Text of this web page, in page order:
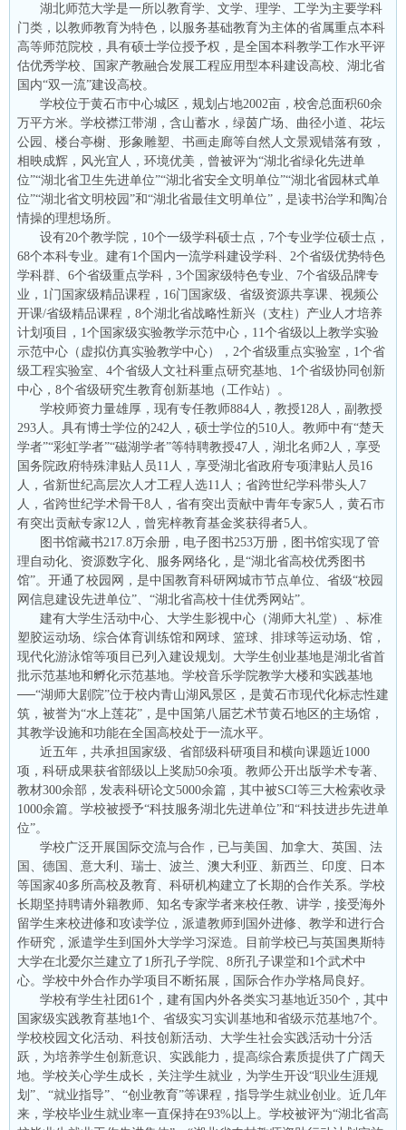
湖北师范大学是一所以教育学、文学、理学、工学为主要学科
门类，以教师教育为特色，以服务基础教育为主体的省属重点本科
高等师范院校，具有硕士学位授予权，是全国本科教学工作水平评
估优秀学校、国家产教融合发展工程应用型本科建设高校、湖北省
国内“双一流”建设高校。
学校位于黄石市中心城区，规划占地2002亩，校舍总面积60余
万平方米。学校襟江带湖，含山蓄水，绿茵广场、曲径小道、花坛
公园、楼台亭榭、形象雕塑、书画走廊等自然人文景观错落有致，
相映成辉，风光宜人，环境优美，曾被评为“湖北省绿化先进单
位”“湖北省卫生先进单位”“湖北省安全文明单位”“湖北省园林式单
位”“湖北省文明校园”和“湖北省最佳文明单位”，是读书治学和陶冶
情操的理想场所。
设有20个教学院，10个一级学科硕士点，7个专业学位硕士点，
68个本科专业。建有1个国内一流学科建设学科、2个省级优势特色
学科群、6个省级重点学科，3个国家级特色专业、7个省级品牌专
业，1门国家级精品课程，16门国家级、省级资源共享课、视频公
开课/省级精品课程，8个湖北省战略性新兴（支柱）产业人才培养
计划项目，1个国家级实验教学示范中心，11个省级以上教学实验
示范中心（虚拟仿真实验教学中心），2个省级重点实验室，1个省
级工程实验室、4个省级人文社科重点研究基地、1个省级协同创新
中心，8个省级研究生教育创新基地（工作站）。
学校师资力量雄厚，现有专任教师884人，教授128人，副教授
293人。具有博士学位的242人，硕士学位的510人。教师中有“楚天
学者”“彩虹学者”“磁湖学者”等特聘教授47人，湖北名师2人，享受
国务院政府特殊津贴人员11人，享受湖北省政府专项津贴人员16
人，省新世纪高层次人才工程人选11人；省跨世纪学科带头人7
人，省跨世纪学术骨干8人，省有突出贡献中青年专家5人，黄石市
有突出贡献专家12人，曾宪梓教育基金奖获得者5人。
图书馆藏书217.8万余册，电子图书253万册，图书馆实现了管
理自动化、资源数字化、服务网络化，是“湖北省高校优秀图书
馆”。开通了校园网，是中国教育科研网城市节点单位、省级“校园
网信息建设先进单位”、“湖北省高校十佳优秀网站”。
建有大学生活动中心、大学生影视中心（湖师大礼堂）、标准
塑胶运动场、综合体育训练馆和网球、篮球、排球等运动场、馆，
现代化游泳馆等项目已列入建设规划。大学生创业基地是湖北省首
批示范基地和孵化示范基地。学校音乐学院教学大楼和实践基地
──“湖师大剧院”位于校内青山湖风景区，是黄石市现代化标志性建
筑，被誉为“水上莲花”，是中国第八届艺术节黄石地区的主场馆，
其教学设施和功能在全国高校处于一流水平。
近五年，共承担国家级、省部级科研项目和横向课题近1000
项，科研成果获省部级以上奖励50余项。教师公开出版学术专著、
教材300余部，发表科研论文5000余篇，其中被SCI等三大检索收录
1000余篇。学校被授予“科技服务湖北先进单位”和“科技进步先进单
位”。
学校广泛开展国际交流与合作，已与美国、加拿大、英国、法
国、德国、意大利、瑞士、波兰、澳大利亚、新西兰、印度、日本
等国家40多所高校及教育、科研机构建立了长期的合作关系。学校
长期坚持聘请外籍教师、知名专家学者来校任教、讲学，接受海外
留学生来校进修和攻读学位，派遣教师到国外进修、教学和进行合
作研究，派遣学生到国外大学学习深造。目前学校已与英国奥斯特
大学在北爱尔兰建立了1所孔子学院、8所孔子课堂和1个武术中
心。学校中外合作办学项目不断拓展，国际合作办学格局良好。
学校有学生社团61个，建有国内外各类实习基地近350个，其中
国家级实践教育基地1个、省级实习实训基地和省级示范基地7个。
学校校园文化活动、科技创新活动、大学生社会实践活动十分活
跃，为培养学生创新意识、实践能力，提高综合素质提供了广阔天
地。学校关心学生成长，关注学生就业，为学生开设“职业生涯规
划”、“就业指导”、“创业教育”等课程，指导学生就业创业。近几年
来，学校毕业生就业率一直保持在93%以上。学校被评为“湖北省高